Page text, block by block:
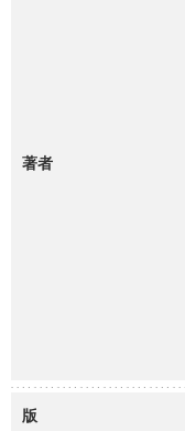
著者
版